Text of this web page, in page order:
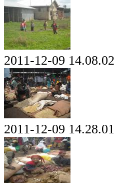
2011-12-09 14.08.02
2011-12-09 14.28.01